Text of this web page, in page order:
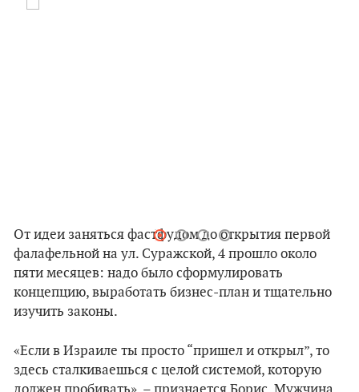
От идеи заняться фастфудом до открытия первой
фалафельной на ул. Суражской, 4 прошло около
пяти месяцев: надо было сформулировать
концепцию, выработать бизнес-план и тщательно
изучить законы.
«Если в Израиле ты просто “пришел и открыл”, то
здесь сталкиваешься с целой системой, которую